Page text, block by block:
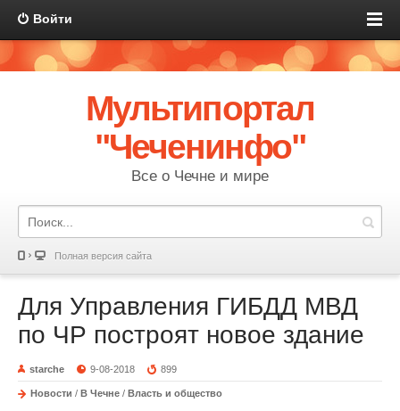
Войти
Мультипортал
"Чеченинфо"
Все о Чечне и мире
Полная версия сайта
Для Управления ГИБДД МВД
по ЧР построят новое здание
starche 9-08-2018 899
Новости / В Чечне / Власть и общество